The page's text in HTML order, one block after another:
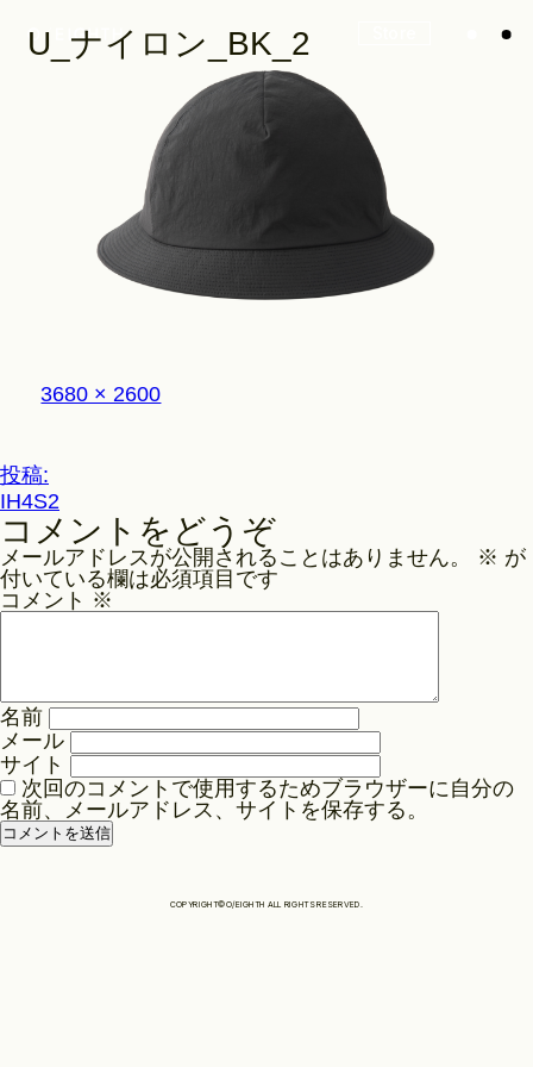
Philosophy
U_ナイロン_BK_2
フ
ル
ズ
3680 × 2600
投
稿
ナ
ビ
ゲ
ョ
ン
投稿:
IH4S2
コメントをどうぞ
メールアドレスが公開されることはありません。 ※ が
付いている欄は必須項目です
コメント ※
名前
メール
サイト
次回のコメントで使用するためブラウザーに自分の
名前、メールアドレス、サイトを保存する。
COPYRIGHT©O/EIGHTH ALL RIGHTS RESERVED.